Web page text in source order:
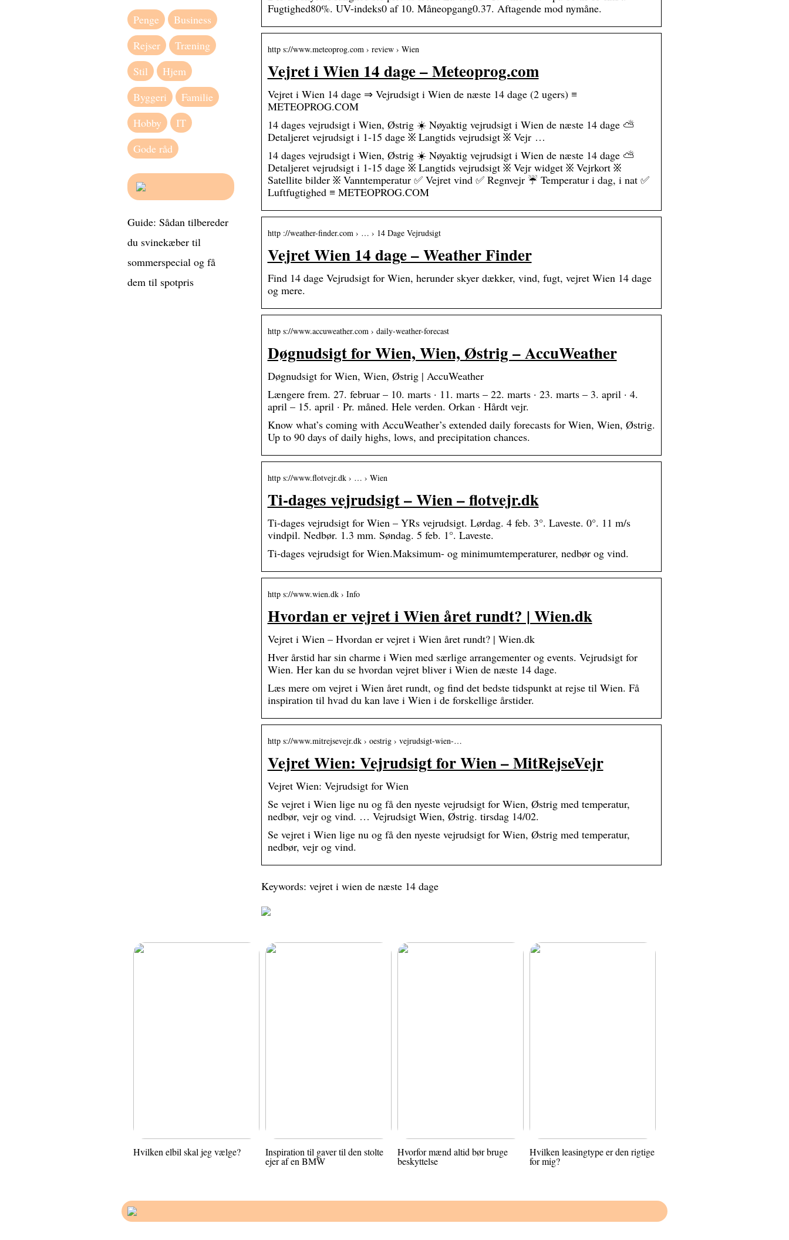
Fugtighed80%. UV-indeks0 af 10. Måneopgang0.37. Aftagende mod nymåne.
http s://www.meteoprog.com › review › Wien
Vejret i Wien 14 dage – Meteoprog.com
Vejret i Wien 14 dage ⇒ Vejrudsigt i Wien de næste 14 dage (2 ugers) ≡
METEOPROG.COM
14 dages vejrudsigt i Wien, Østrig ☀️ Nøyaktig vejrudsigt i Wien de næste 14 dage ⛅
Detaljeret vejrudsigt i 1-15 dage ፠ Langtids vejrudsigt ፠ Vejr …
14 dages vejrudsigt i Wien, Østrig ☀️ Nøyaktig vejrudsigt i Wien de næste 14 dage ⛅
Detaljeret vejrudsigt i 1-15 dage ፠ Langtids vejrudsigt ፠ Vejr widget ፠ Vejrkort ፠
Satellite bilder ፠ Vanntemperatur ✅ Vejret vind ✅ Regnvejr ☔ Temperatur i dag, i nat ✅
Luftfugtighed ≡ METEOPROG.COM
http ://weather-finder.com › … › 14 Dage Vejrudsigt
Vejret Wien 14 dage – Weather Finder
Find 14 dage Vejrudsigt for Wien, herunder skyer dækker, vind, fugt, vejret Wien 14 dage
og mere.
http s://www.accuweather.com › daily-weather-forecast
Døgnudsigt for Wien, Wien, Østrig – AccuWeather
Døgnudsigt for Wien, Wien, Østrig | AccuWeather
Længere frem. 27. februar – 10. marts · 11. marts – 22. marts · 23. marts – 3. april · 4.
april – 15. april · Pr. måned. Hele verden. Orkan · Hårdt vejr.
Know what’s coming with AccuWeather’s extended daily forecasts for Wien, Wien, Østrig.
Up to 90 days of daily highs, lows, and precipitation chances.
http s://www.flotvejr.dk › … › Wien
Ti-dages vejrudsigt – Wien – flotvejr.dk
Ti-dages vejrudsigt for Wien – YRs vejrudsigt. Lørdag. 4 feb. 3°. Laveste. 0°. 11 m/s
vindpil. Nedbør. 1.3 mm. Søndag. 5 feb. 1°. Laveste.
Ti-dages vejrudsigt for Wien.Maksimum- og minimumtemperaturer, nedbør og vind.
http s://www.wien.dk › Info
Hvordan er vejret i Wien året rundt? | Wien.dk
Vejret i Wien – Hvordan er vejret i Wien året rundt? | Wien.dk
Hver årstid har sin charme i Wien med særlige arrangementer og events. Vejrudsigt for
Wien. Her kan du se hvordan vejret bliver i Wien de næste 14 dage.
Læs mere om vejret i Wien året rundt, og find det bedste tidspunkt at rejse til Wien. Få
inspiration til hvad du kan lave i Wien i de forskellige årstider.
http s://www.mitrejsevejr.dk › oestrig › vejrudsigt-wien-…
Vejret Wien: Vejrudsigt for Wien – MitRejseVejr
Vejret Wien: Vejrudsigt for Wien
Se vejret i Wien lige nu og få den nyeste vejrudsigt for Wien, Østrig med temperatur,
nedbør, vejr og vind. … Vejrudsigt Wien, Østrig. tirsdag 14/02.
Se vejret i Wien lige nu og få den nyeste vejrudsigt for Wien, Østrig med temperatur,
nedbør, vejr og vind.
Keywords: vejret i wien de næste 14 dage
Penge
Business
Rejser
Træning
Stil
Hjem
Byggeri
Familie
Hobby
IT
Gode råd
Guide: Sådan tilbereder
du svinekæber til
sommerspecial og få
dem til spotpris
Hvilken elbil skal jeg vælge? Inspiration til gaver til den stolte
ejer af en BMW
Hvorfor mænd altid bør bruge
beskyttelse
Hvilken leasingtype er den rigtige
for mig?